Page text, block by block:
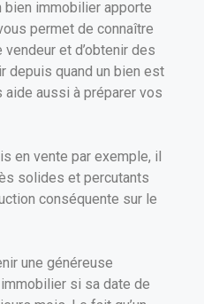
bien immobilier apporte
permet de connaître
et d’obtenir des
depuis quand un bien est
aussi à préparer vos
en vente par exemple, il
solides et percutants
conséquente sur le
une généreuse
si sa date de